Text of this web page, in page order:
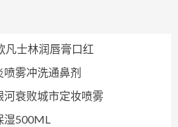
凡士林润唇膏口红
喷雾冲洗通鼻剂
河衰败城市定妆喷雾
湿500ML